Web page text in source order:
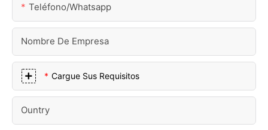
Teléfono/whatsapp
Nombre De Empresa
Cargue Sus Requisitos
Ountry